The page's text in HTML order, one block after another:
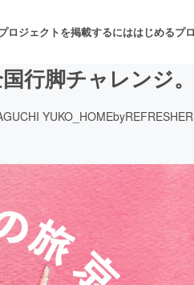
ロジェクトを掲載するにははじめるプ
・サービス開発
行脚チャレンジ